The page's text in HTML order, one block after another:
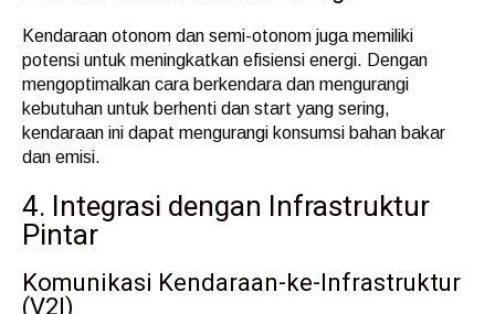
Kendaraan otonom dan semi-otonom juga memiliki
potensi untuk meningkatkan efisiensi energi. Dengan
mengoptimalkan cara berkendara dan mengurangi
kebutuhan untuk berhenti dan start yang sering,
kendaraan ini dapat mengurangi konsumsi bahan bakar
dan emisi.
4. Integrasi dengan Infrastruktur
Pintar
Komunikasi Kendaraan-ke-Infrastruktur
(V2I)